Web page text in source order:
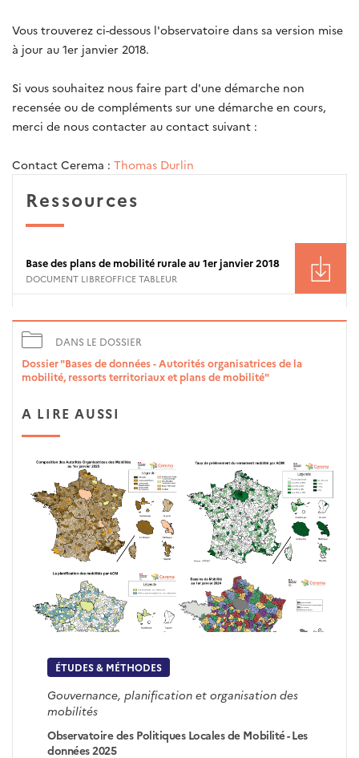
Vous trouverez ci-dessous l'observatoire dans sa version mise
à jour au 1er janvier 2018.
Si vous souhaitez nous faire part d'une démarche non
recensée ou de compléments sur une démarche en cours,
merci de nous contacter au contact suivant :
Contact Cerema : Thomas Durlin
Ressources
Base des plans de mobilité rurale au 1er janvier 2018
DOCUMENT LIBREOFFICE TABLEUR
DANS LE DOSSIER
Dossier "Bases de données - Autorités organisatrices de la
mobilité, ressorts territoriaux et plans de mobilité"
A LIRE AUSSI
ÉTUDES & MÉTHODES
Gouvernance, planification et organisation des
mobilités
Observatoire des Politiques Locales de Mobilité - Les
données 2025